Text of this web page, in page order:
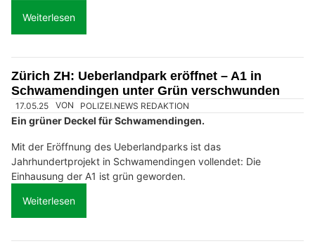
Weiterlesen
Zürich ZH: Ueberlandpark eröffnet – A1 in
Schwamendingen unter Grün verschwunden
17.05.25 VON POLIZEI.NEWS REDAKTION
Ein grüner Deckel für Schwamendingen.
Mit der Eröffnung des Ueberlandparks ist das
Jahrhundertprojekt in Schwamendingen vollendet: Die
Einhausung der A1 ist grün geworden.
Weiterlesen